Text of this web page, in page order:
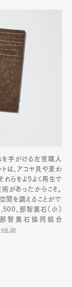
手がける左官職人
は、アコヤ貝や麦わ
らをよりよく再生で
があったからこそ。
間を調えることがで
、那智黒石（小）
那智黒石協同組合